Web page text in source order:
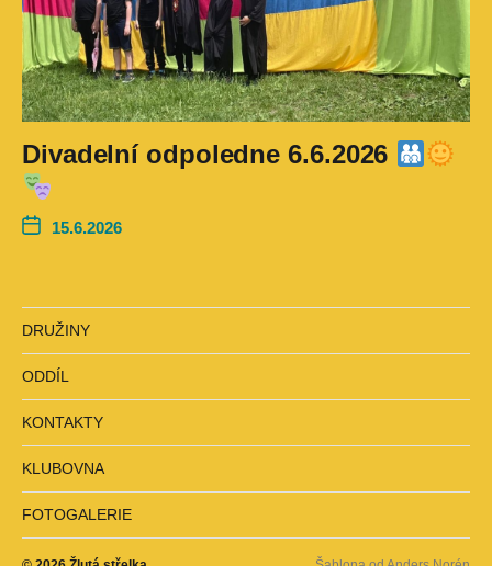
Divadelní odpoledne 6.6.2026
15.6.2026
DRUŽINY
ODDÍL
KONTAKTY
KLUBOVNA
FOTOGALERIE